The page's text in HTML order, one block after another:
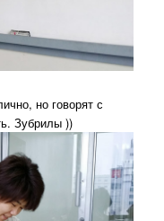
но говорят с
Зубрилы ))